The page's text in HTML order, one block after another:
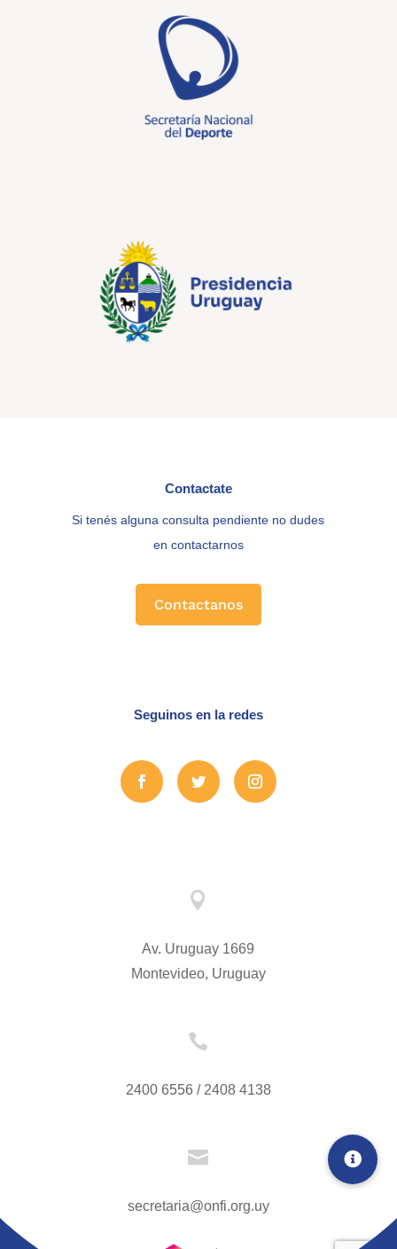
Contactate
Si tenés alguna consulta pendiente no dudes
en contactarnos
Contactanos
Seguinos en la redes

Av. Uruguay 1669
Montevideo, Uruguay

2400 6556 / 2408 4138

secretaria@onfi.org.uy